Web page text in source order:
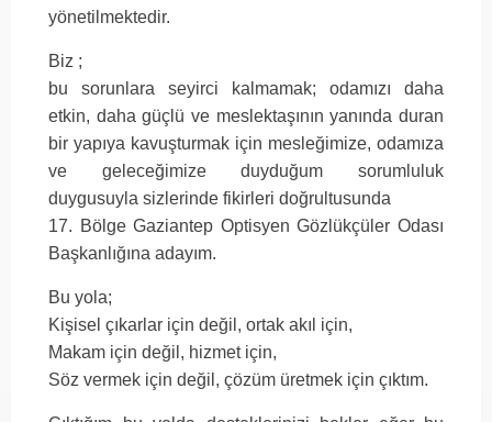
yönetilmektedir.
Biz ;
bu sorunlara seyirci kalmamak; odamızı daha
etkin, daha güçlü ve meslektaşının yanında duran
bir yapıya kavuşturmak için mesleğimize, odamıza
ve geleceğimize duyduğum sorumluluk
duygusuyla sizlerinde fikirleri doğrultusunda
17. Bölge Gaziantep Optisyen Gözlükçüler Odası
Başkanlığına adayım.
Bu yola;
Kişisel çıkarlar için değil, ortak akıl için,
Makam için değil, hizmet için,
Söz vermek için değil, çözüm üretmek için çıktım.